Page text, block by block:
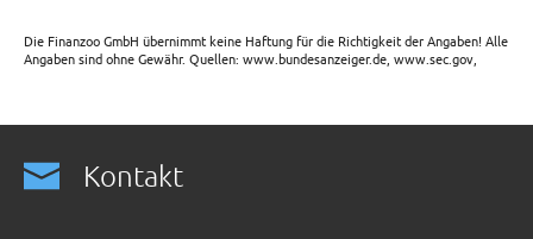
Die Finanzoo GmbH übernimmt keine Haftung für die Richtigkeit der Angaben! Alle
Angaben sind ohne Gewähr. Quellen: www.bundesanzeiger.de, www.sec.gov,
Kontakt